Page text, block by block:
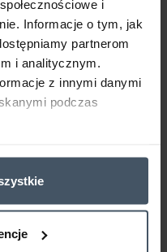
i
Informacje o tym, jak
partnerom
i analitycznym.
z innymi danymi
podczas